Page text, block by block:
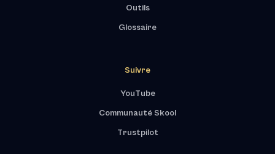
Outils
Glossaire
Suivre
YouTube
Communauté Skool
Trustpilot